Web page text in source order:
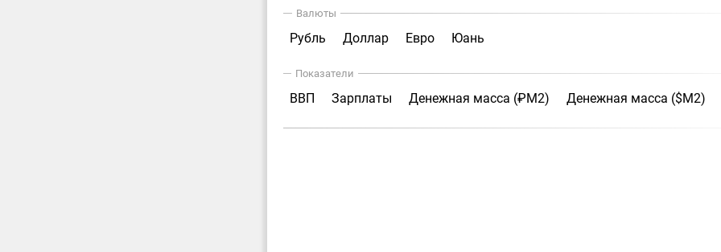
Валюты
Рубль Доллар Евро Юань
Показатели
ВВП Зарплаты Денежная масса (₽М2) Денежная масса ($М2)